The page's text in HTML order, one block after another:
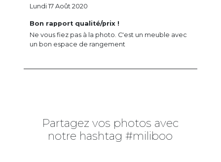
Bon rapport qualité/prix !
Ne vous fiez pas à la photo. C'est un meuble avec
un bon espace de rangement
Lundi 17 Août 2020
Partagez vos photos avec
notre hashtag #miliboo